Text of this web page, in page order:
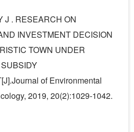
J . RESEARCH ON
INVESTMENT DECISION
TOWN UNDER
of Environmental
2019, 20(2):1029-1042.